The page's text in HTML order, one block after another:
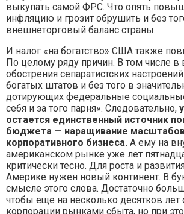
выкупать самой ФРС. Что опять
инфляцию и грозит обрушить и без
внешнеторговый баланс страны.
И налог «на богатство» США также
По целому ряду причин. В том числе в
обострения сепаратистских
богатых штатов и без того в
дотирующих федеральные
себя и за того парня». Следовательно,
остается единственный источник
бюджета — наращивание
корпоративного бизнеса. А ему на
американском рынке уже лет
критически тесно. Для роста и
Америке нужен новый континент. В
смысле этого слова. Достаточно
чтобы еще на несколько десятков лет
корпорации рынками сбыта, но при